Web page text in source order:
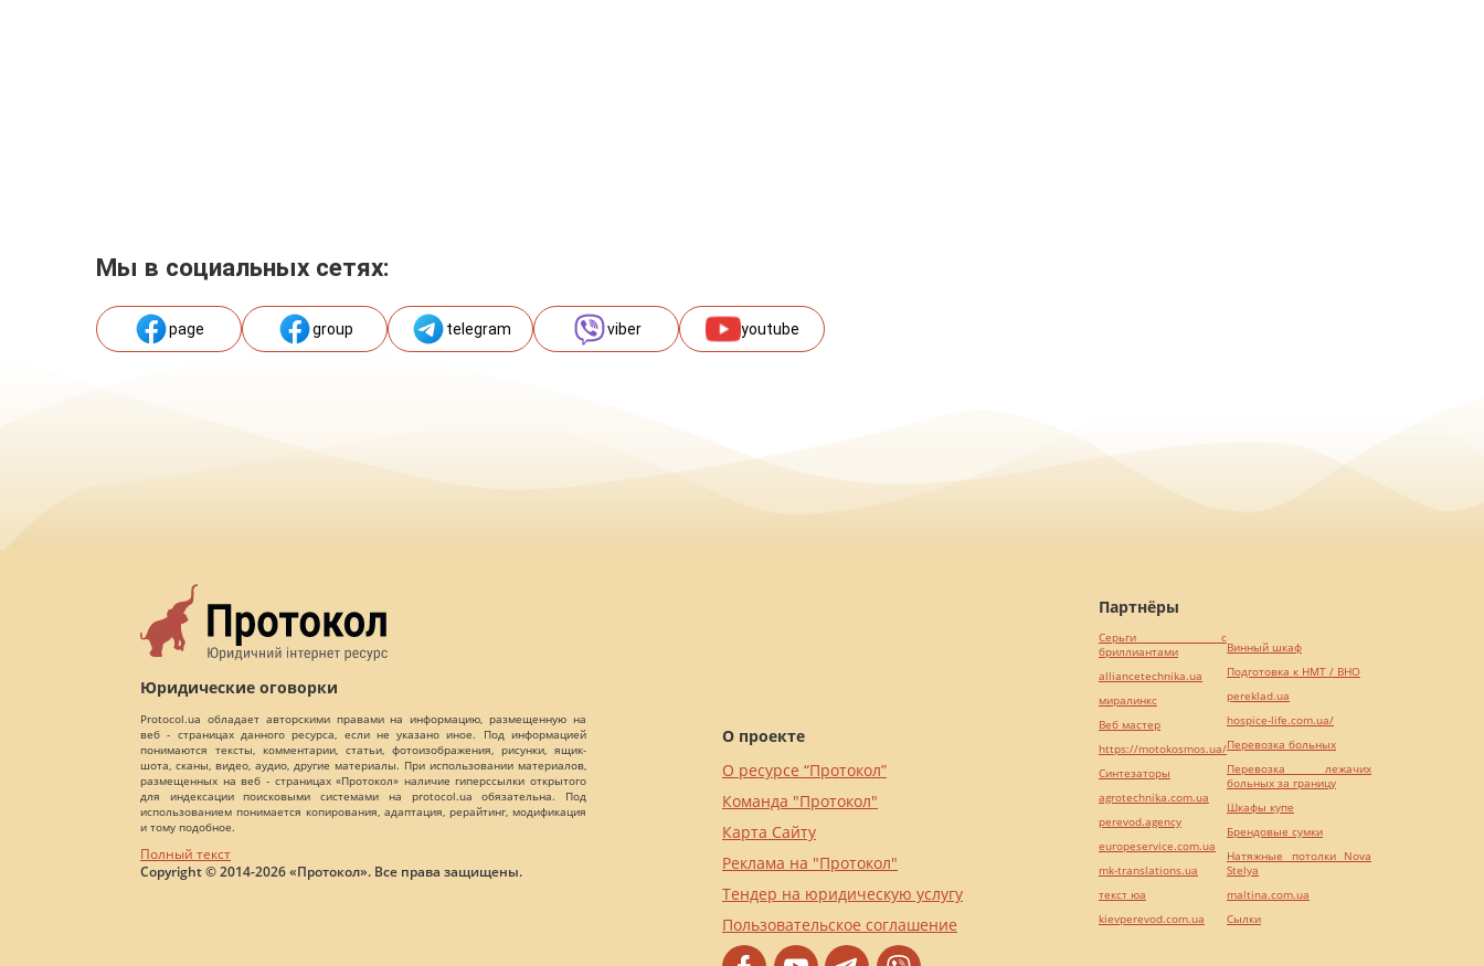
Мы в социальных сетях:
page group telegram viber youtube
Юридические оговорки
Protocol.ua обладает авторскими правами на информацию, размещенную на
веб - страницах данного ресурса, если не указано иное. Под информацией
понимаются тексты, комментарии, статьи, фотоизображения, рисунки, ящик-
шота, сканы, видео, аудио, другие материалы. При использовании материалов,
размещенных на веб - страницах «Протокол» наличие гиперссылки открытого
для индексации поисковыми системами на protocol.ua обязательна. Под
использованием понимается копирования, адаптация, рерайтинг, модификация
и тому подобное.
Полный текст
Copyright © 2014-2026 «Протокол». Все права защищены.
О проекте
О ресурсе “Протокол”
Команда "Протокол"
Карта Сайту
Реклама на "Протокол"
Тендер на юридическую услугу
Пользовательское соглашение
Партнёры
Серьги с
бриллиантами
alliancetechnika.ua
миралинкс
Веб мастер
https://motokosmos.ua/
Синтезаторы
agrotechnika.com.ua
perevod.agency
europeservice.com.ua
mk-translations.ua
текст юа
kievperevod.com.ua
Винный шкаф
Подготовка к НМТ / ВНО
pereklad.ua
hospice-life.com.ua/
Перевозка больных
Перевозка лежачих
больных за границу
Шкафы купе
Брендовые сумки
Натяжные потолки Nova
Stelya
maltina.com.ua
Cылки